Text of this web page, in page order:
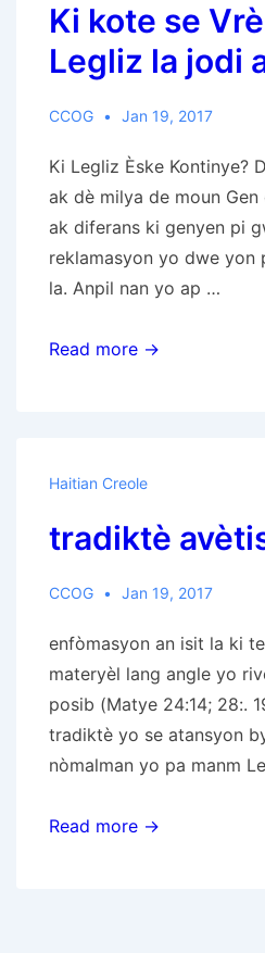
Bondye
a
oswa
Jou
Dyabolik?
Ki kote se
Legliz la jodi
CCOG Jan 19, 2017
Ki Legliz Èske Kontinye?
ak dè milya de moun
ak diferans ki genyen pi
reklamasyon yo dwe yon
la. Anpil nan yo ap …
Ki
la
a?
Read more →
Haitian Creole
tradiktè
CCOG Jan 19, 2017
enfòmasyon an isit la ki
materyèl lang angle yo
posib (Matye 24:14; 28:.
tradiktè yo se atansyon
nòmalman yo pa manm
tradiktè
Read more →